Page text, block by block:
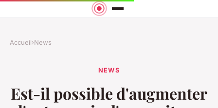
Accueil›News
NEWS
Est-il possible d'augmenter